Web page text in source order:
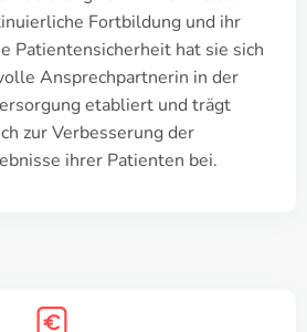
Fortbildung und ihr
Patientensicherheit hat sie sich
Ansprechpartnerin in der
etabliert und trägt
zur Verbesserung der
ihrer Patienten bei.